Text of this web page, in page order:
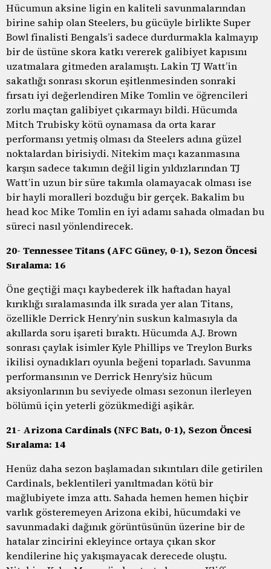
Hücumun aksine ligin en kaliteli savunmalarından
birine sahip olan Steelers, bu gücüyle birlikte Super
Bowl finalisti Bengals’i sadece durdurmakla kalmayıp
bir de üstüne skora katkı vererek galibiyet kapısını
uzatmalara gitmeden aralamıştı. Lakin TJ Watt’in
sakatlığı sonrası skorun eşitlenmesinden sonraki
fırsatı iyi değerlendiren Mike Tomlin ve öğrencileri
zorlu maçtan galibiyet çıkarmayı bildi. Hücumda
Mitch Trubisky kötü oynamasa da orta karar
performansı yetmiş olması da Steelers adına güzel
noktalardan birisiydi. Nitekim maçı kazanmasına
karşın sadece takımın değil ligin yıldızlarından TJ
Watt’in uzun bir süre takımla olamayacak olması ise
bir hayli moralleri bozduğu bir gerçek. Bakalim bu
head koc Mike Tomlin en iyi adamı sahada olmadan bu
süreci nasıl yönlendirecek.
20- Tennessee Titans (AFC Güney, 0-1), Sezon Öncesi
Sıralama: 16
Öne geçtiği maçı kaybederek ilk haftadan hayal
kırıklığı sıralamasında ilk sırada yer alan Titans,
özellikle Derrick Henry’nin suskun kalmasıyla da
akıllarda soru işareti bıraktı. Hücumda A.J. Brown
sonrası çaylak isimler Kyle Phillips ve Treylon Burks
ikilisi oynadıkları oyunla beğeni toparladı. Savunma
performansının ve Derrick Henry’siz hücum
aksiyonlarının bu seviyede olması sezonun ilerleyen
bölümü için yeterli gözükmediği aşikâr.
21- Arizona Cardinals (NFC Batı, 0-1), Sezon Öncesi
Sıralama: 14
Henüz daha sezon başlamadan sıkıntıları dile getirilen
Cardinals, beklentileri yanıltmadan kötü bir
mağlubiyete imza attı. Sahada hemen hemen hiçbir
varlık gösteremeyen Arizona ekibi, hücumdaki ve
savunmadaki dağınık görüntüsünün üzerine bir de
hatalar zincirini ekleyince ortaya çıkan skor
kendilerine hiç yakışmayacak derecede oluştu.